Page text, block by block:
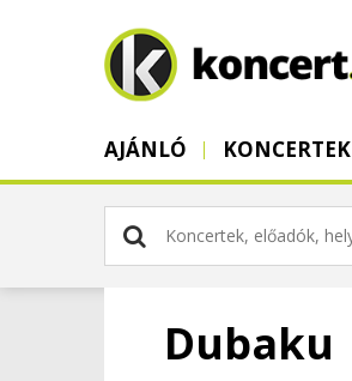
AJÁNLÓ KONCERTEK
Dubaku